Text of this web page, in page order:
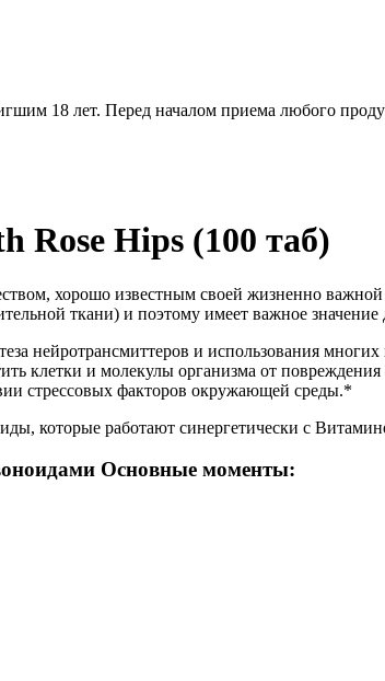
18 лет. Перед началом приема любого
Rose Hips (100 таб)
хорошо известным своей жизненно
ткани) и поэтому имеет важное
нейротрансмиттеров и использования
клетки и молекулы организма от
стрессовых факторов окружающей среды.*
которые работают синергетически с
Основные моменты: